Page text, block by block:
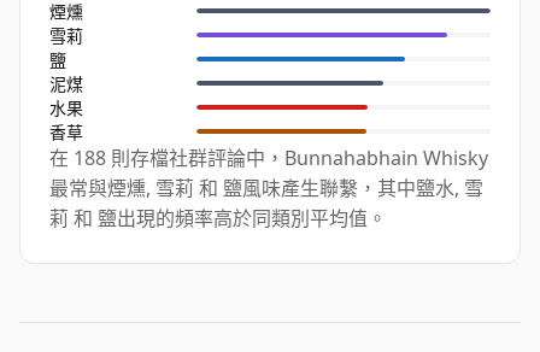
煙燻
雪莉
鹽
泥煤
水果
香草
在 188 則存檔社群評論中，Bunnahabhain Whisky
最常與煙燻, 雪莉 和 鹽風味產生聯繫，其中鹽水, 雪
莉 和 鹽出現的頻率高於同類別平均值。